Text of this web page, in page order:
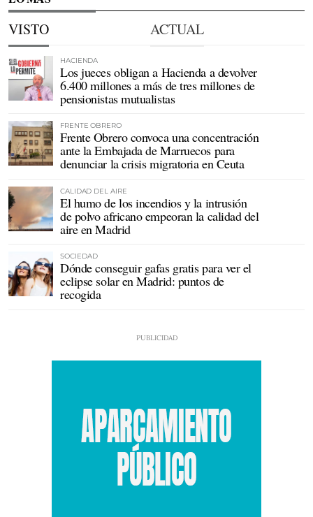
VISTO ACTUAL
HACIENDA
Los jueces obligan a Hacienda a devolver
6.400 millones a más de tres millones de
pensionistas mutualistas
FRENTE OBRERO
Frente Obrero convoca una concentración
ante la Embajada de Marruecos para
denunciar la crisis migratoria en Ceuta
CALIDAD DEL AIRE
El humo de los incendios y la intrusión
de polvo africano empeoran la calidad del
aire en Madrid
SOCIEDAD
Dónde conseguir gafas gratis para ver el
eclipse solar en Madrid: puntos de
recogida